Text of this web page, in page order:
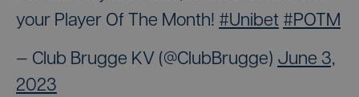
your Player Of The Month! #Unibet #POTM
— Club Brugge KV (@ClubBrugge) June 3,
2023